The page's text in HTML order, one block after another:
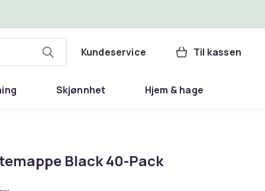
Kundeservice Til kassen
Skjønnhet Hjem & hage
Black 40-Pack